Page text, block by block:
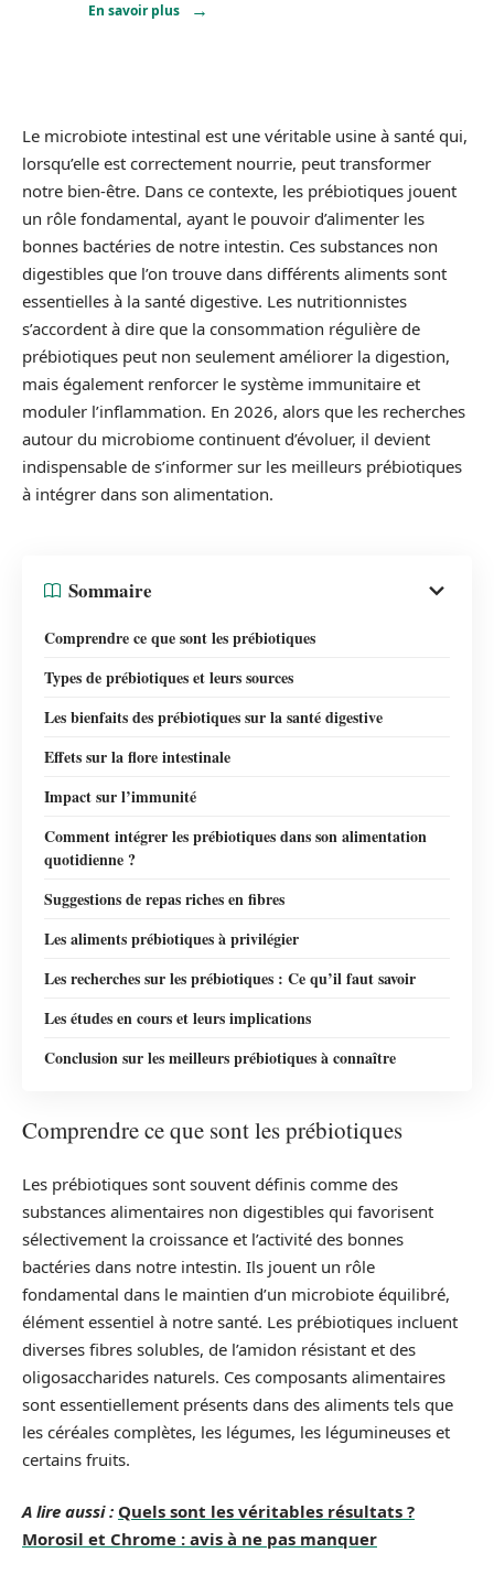
En savoir plus
Le microbiote intestinal est une véritable usine à santé qui,
lorsqu’elle est correctement nourrie, peut transformer
notre bien-être. Dans ce contexte, les prébiotiques jouent
un rôle fondamental, ayant le pouvoir d’alimenter les
bonnes bactéries de notre intestin. Ces substances non
digestibles que l’on trouve dans différents aliments sont
essentielles à la santé digestive. Les nutritionnistes
s’accordent à dire que la consommation régulière de
prébiotiques peut non seulement améliorer la digestion,
mais également renforcer le système immunitaire et
moduler l’inflammation. En 2026, alors que les recherches
autour du microbiome continuent d’évoluer, il devient
indispensable de s’informer sur les meilleurs prébiotiques
à intégrer dans son alimentation.
Sommaire
Comprendre ce que sont les prébiotiques
Types de prébiotiques et leurs sources
Les bienfaits des prébiotiques sur la santé digestive
Effets sur la flore intestinale
Impact sur l’immunité
Comment intégrer les prébiotiques dans son alimentation
quotidienne ?
Suggestions de repas riches en fibres
Les aliments prébiotiques à privilégier
Les recherches sur les prébiotiques : Ce qu’il faut savoir
Les études en cours et leurs implications
Conclusion sur les meilleurs prébiotiques à connaître
Comprendre ce que sont les prébiotiques
Les prébiotiques sont souvent définis comme des
substances alimentaires non digestibles qui favorisent
sélectivement la croissance et l’activité des bonnes
bactéries dans notre intestin. Ils jouent un rôle
fondamental dans le maintien d’un microbiote équilibré,
élément essentiel à notre santé. Les prébiotiques incluent
diverses fibres solubles, de l’amidon résistant et des
oligosaccharides naturels. Ces composants alimentaires
sont essentiellement présents dans des aliments tels que
les céréales complètes, les légumes, les légumineuses et
certains fruits.
A lire aussi : Quels sont les véritables résultats ?
Morosil et Chrome : avis à ne pas manquer